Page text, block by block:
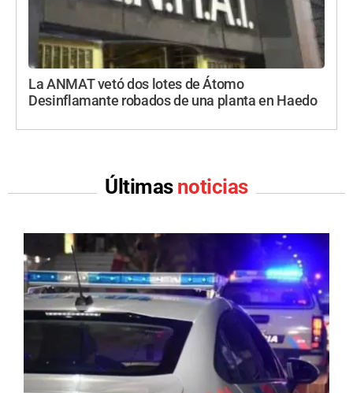
La ANMAT vetó dos lotes de Átomo
Desinflamante robados de una planta en Haedo
Últimas noticias